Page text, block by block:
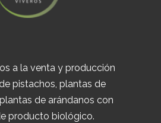
a la venta y producción
pistachos, plantas de
de arándanos con
producto biológico.